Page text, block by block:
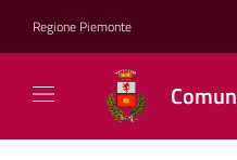
Regione Piemonte